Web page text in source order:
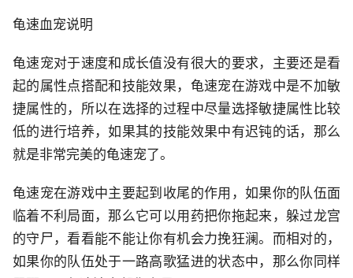
龟速血宠说明
龟速宠对于速度和成长值没有很大的要求，主要还是看
起的属性点搭配和技能效果，龟速宠在游戏中是不加敏
捷属性的，所以在选择的过程中尽量选择敏捷属性比较
低的进行培养，如果其的技能效果中有迟钝的话，那么
就是非常完美的龟速宠了。
龟速宠在游戏中主要起到收尾的作用，如果你的队伍面
临着不利局面，那么它可以用药把你拖起来，躲过龙宫
的守尸，看看能不能让你有机会力挽狂澜。而相对的，
如果你的队伍处于一路高歌猛进的状态中，那么你同样